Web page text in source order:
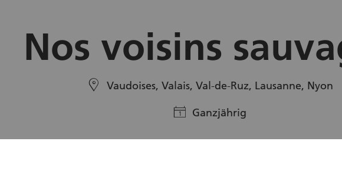
Nos voisins
location
Vaudoises, Valais, Val-de-Ruz, Lausanne, Nyon
calendar Ganzjährig